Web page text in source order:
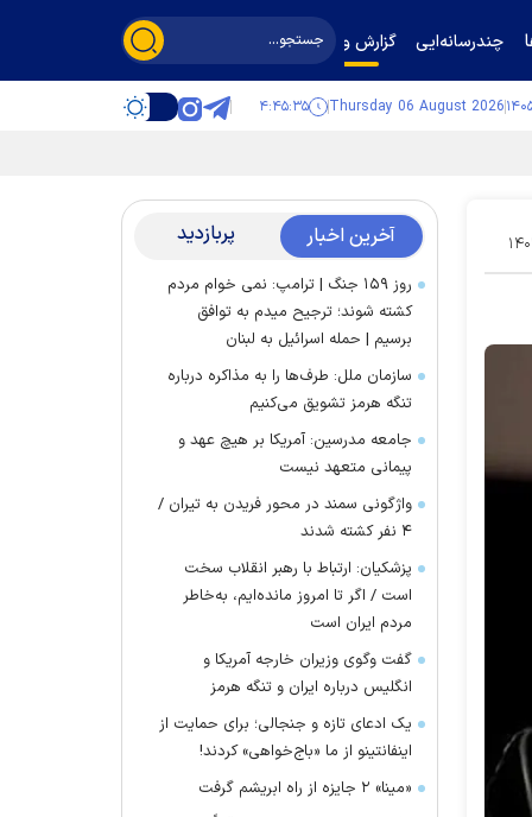
چندرسانه‌ایی گزارش و گفت‌وگو
Thursday 06 August 2026 ۴:۴۵:۳۶
۲۶ آخرین اخبار پربازدید
روز ۱۵۹ جنگ | ترامپ: نمی خوام مردم
کشته شوند؛ ترجیح میدم به توافق
برسیم | حمله اسرائیل به لبنان
سازمان ملل: طرف‌ها را به مذاکره درباره
تنگه هرمز تشویق می‌کنیم
جامعه مدرسین: آمریکا بر هیچ عهد و
پیمانی متعهد نیست
واژگونی سمند در محور فریدن به تیران /
۴ نفر کشته شدند
پزشکیان: ارتباط با رهبر انقلاب سخت
است / اگر تا امروز مانده‌ایم، به‌خاطر
مردم ایران است
گفت وگوی وزیران خارجه آمریکا و
انگلیس درباره ایران و تنگه هرمز
یک ادعای تازه و جنجالی؛ برای حمایت از
اینفانتینو از ما «باج‌خواهی» کردند!
«مینا» ۲ جایزه از راه ابریشم گرفت